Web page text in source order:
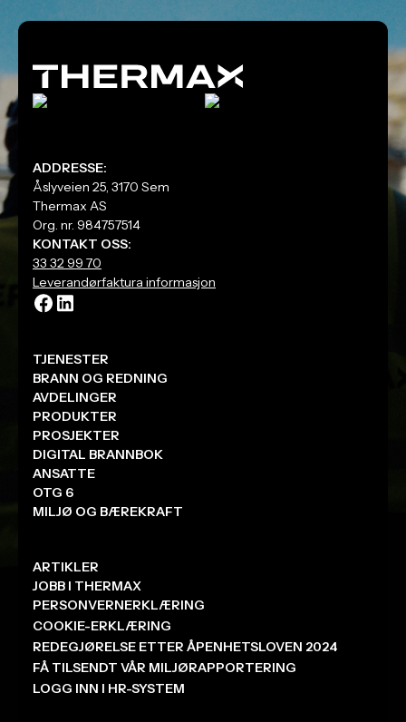
ADDRESSE:
Åslyveien 25, 3170 Sem
Thermax AS
Org. nr. 984757514
KONTAKT OSS:
33 32 99 70
Leverandørfaktura informasjon
TJENESTER
BRANN OG REDNING
AVDELINGER
PRODUKTER
PROSJEKTER
DIGITAL BRANNBOK
ANSATTE
OTG 6
MILJØ OG BÆREKRAFT
ARTIKLER
JOBB I THERMAX
PERSONVERNERKLÆRING
COOKIE-ERKLÆRING
REDEGJØRELSE ETTER ÅPENHETSLOVEN 2024
FÅ TILSENDT VÅR MILJØRAPPORTERING
LOGG INN I HR-SYSTEM